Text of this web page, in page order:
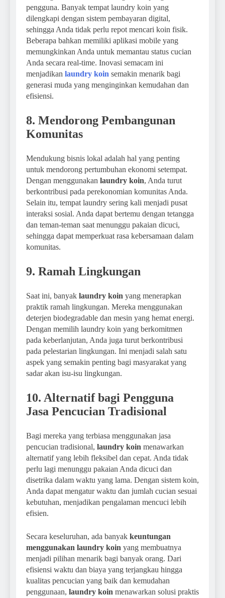
pengguna. Banyak tempat laundry koin yang
dilengkapi dengan sistem pembayaran digital,
sehingga Anda tidak perlu repot mencari koin fisik.
Beberapa bahkan memiliki aplikasi mobile yang
memungkinkan Anda untuk memantau status cucian
Anda secara real-time. Inovasi semacam ini
menjadikan laundry koin semakin menarik bagi
generasi muda yang menginginkan kemudahan dan
efisiensi.
8. Mendorong Pembangunan
Komunitas
Mendukung bisnis lokal adalah hal yang penting
untuk mendorong pertumbuhan ekonomi setempat.
Dengan menggunakan laundry koin, Anda turut
berkontribusi pada perekonomian komunitas Anda.
Selain itu, tempat laundry sering kali menjadi pusat
interaksi sosial. Anda dapat bertemu dengan tetangga
dan teman-teman saat menunggu pakaian dicuci,
sehingga dapat memperkuat rasa kebersamaan dalam
komunitas.
9. Ramah Lingkungan
Saat ini, banyak laundry koin yang menerapkan
praktik ramah lingkungan. Mereka menggunakan
deterjen biodegradable dan mesin yang hemat energi.
Dengan memilih laundry koin yang berkomitmen
pada keberlanjutan, Anda juga turut berkontribusi
pada pelestarian lingkungan. Ini menjadi salah satu
aspek yang semakin penting bagi masyarakat yang
sadar akan isu-isu lingkungan.
10. Alternatif bagi Pengguna
Jasa Pencucian Tradisional
Bagi mereka yang terbiasa menggunakan jasa
pencucian tradisional, laundry koin menawarkan
alternatif yang lebih fleksibel dan cepat. Anda tidak
perlu lagi menunggu pakaian Anda dicuci dan
disetrika dalam waktu yang lama. Dengan sistem koin,
Anda dapat mengatur waktu dan jumlah cucian sesuai
kebutuhan, menjadikan pengalaman mencuci lebih
efisien.
Secara keseluruhan, ada banyak keuntungan
menggunakan laundry koin yang membuatnya
menjadi pilihan menarik bagi banyak orang. Dari
efisiensi waktu dan biaya yang terjangkau hingga
kualitas pencucian yang baik dan kemudahan
penggunaan, laundry koin menawarkan solusi praktis